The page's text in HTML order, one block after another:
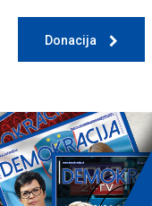
Donacija